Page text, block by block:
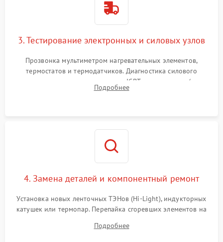
3. Тестирование электронных и силовых узлов
Прозвонка мультиметром нагревательных элементов,
термостатов и термодатчиков. Диагностика силового
модуля, реле, диодных мостов и IGBT-транзисторов (для
индукции). Проверка кранов и газ-контроля (для газовых
Подробнее
4. Замена деталей и компонентный ремонт
Установка новых ленточных ТЭНов (Hi-Light), индукторных
катушек или термопар. Перепайка сгоревших элементов на
дорожек. Очистка контактов и замена поврежденной
Подробнее